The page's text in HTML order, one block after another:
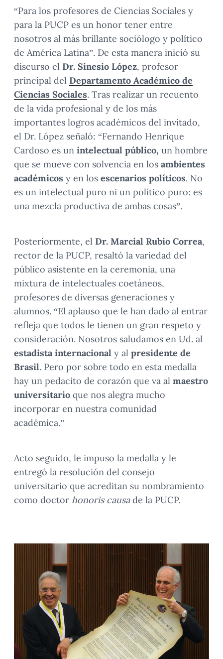
“Para los profesores de Ciencias Sociales y
para la PUCP es un honor tener entre
nosotros al más brillante sociólogo y político
de América Latina”. De esta manera inició su
discurso el Dr. Sinesio López, profesor
principal del Departamento Académico de
Ciencias Sociales. Tras realizar un recuento
de la vida profesional y de los más
importantes logros académicos del invitado,
el Dr. López señaló: “Fernando Henrique
Cardoso es un intelectual público, un hombre
que se mueve con solvencia en los ambientes
académicos y en los escenarios políticos. No
es un intelectual puro ni un político puro: es
una mezcla productiva de ambas cosas”.
Posteriormente, el Dr. Marcial Rubio Correa,
rector de la PUCP, resaltó la variedad del
público asistente en la ceremonia, una
mixtura de intelectuales coetáneos,
profesores de diversas generaciones y
alumnos. “El aplauso que le han dado al entrar
refleja que todos le tienen un gran respeto y
consideración. Nosotros saludamos en Ud. al
estadista internacional y al presidente de
Brasil. Pero por sobre todo en esta medalla
hay un pedacito de corazón que va al maestro
universitario que nos alegra mucho
incorporar en nuestra comunidad
académica.”
Acto seguido, le impuso la medalla y le
entregó la resolución del consejo
universitario que acreditan su nombramiento
como doctor honoris causade la PUCP.